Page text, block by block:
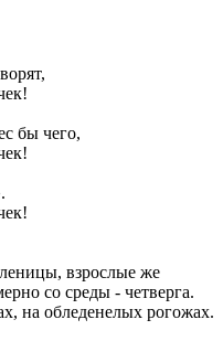
бы чего,
взрослые же
со среды - четверга.
на обледенелых рогожах.